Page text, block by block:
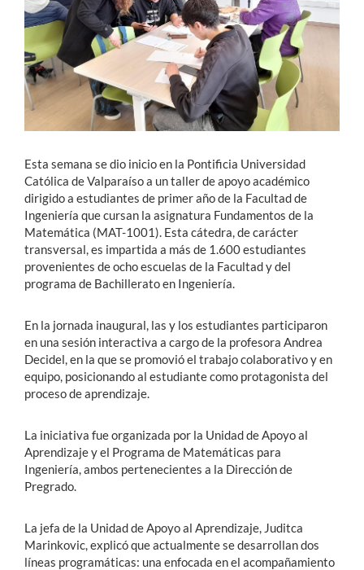
Funcionarios
Alumni
Esta semana se dio inicio en la Pontificia Universidad
Católica de Valparaíso a un taller de apoyo académico
dirigido a estudiantes de primer año de la Facultad de
Ingeniería que cursan la asignatura Fundamentos de la
Matemática (MAT-1001). Esta cátedra, de carácter
transversal, es impartida a más de 1.600 estudiantes
provenientes de ocho escuelas de la Facultad y del
programa de Bachillerato en Ingeniería.
En la jornada inaugural, las y los estudiantes participaron
en una sesión interactiva a cargo de la profesora Andrea
Decidel, en la que se promovió el trabajo colaborativo y en
equipo, posicionando al estudiante como protagonista del
proceso de aprendizaje.
La iniciativa fue organizada por la Unidad de Apoyo al
Aprendizaje y el Programa de Matemáticas para
Ingeniería, ambos pertenecientes a la Dirección de
Pregrado.
La jefa de la Unidad de Apoyo al Aprendizaje, Juditca
Marinkovic, explicó que actualmente se desarrollan dos
líneas programáticas: una enfocada en el acompañamiento